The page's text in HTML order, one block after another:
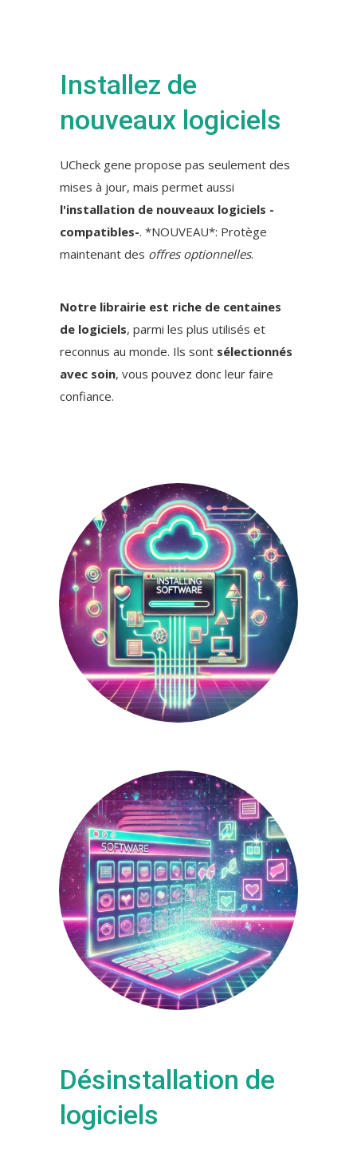
Installez de
nouveaux logiciels
UCheck gene propose pas seulement des
mises à jour, mais permet aussi
l'installation de nouveaux logiciels -
compatibles-. *NOUVEAU*: Protège
maintenant des offres optionnelles.
Notre librairie est riche de centaines
de logiciels, parmi les plus utilisés et
reconnus au monde. Ils sont sélectionnés
avec soin, vous pouvez donc leur faire
confiance.
Désinstallation de
logiciels